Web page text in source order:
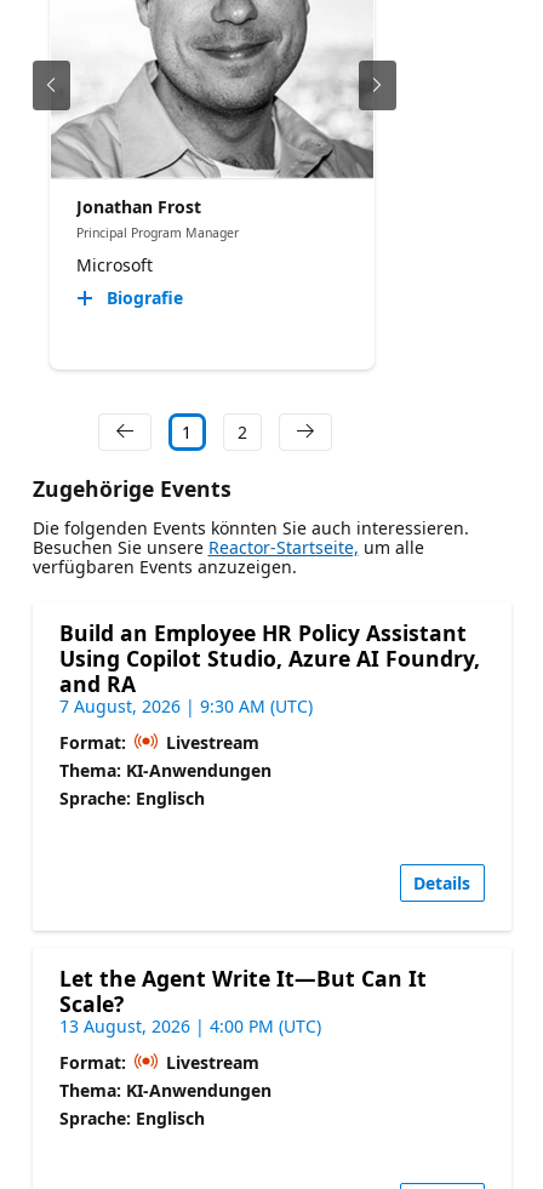
Jonathan Frost
Principal Program Manager
Microsoft
Biografie
1 2
Zugehörige Events
Die folgenden Events könnten Sie auch interessieren.
Besuchen Sie unsere Reactor-Startseite, um alle
verfügbaren Events anzuzeigen.
Build an Employee HR Policy Assistant
Using Copilot Studio, Azure AI Foundry,
and RA
7 August, 2026 | 9:30 AM (UTC)
Format:
Livestream
Thema: KI-Anwendungen
Sprache: Englisch
Details
Let the Agent Write It—But Can It
Scale?
13 August, 2026 | 4:00 PM (UTC)
Format:
Livestream
Thema: KI-Anwendungen
Sprache: Englisch